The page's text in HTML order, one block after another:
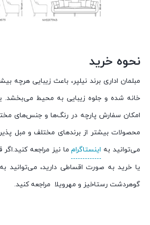
نحوه خرید
مبلمان اداری برند نیلپر، باعث زیبایی هرچه
خانه شده و جلوه زیبایی به محیط می‌بخشد.
امکان سفارش پارچه در رنگ‌ها و جنس‌های
محصولات بیشتر از برندهای مختلف و مبل
می‌توانید به اینستاگرامما نیز مراجعه
یا خرید به صورت اقساطی دارید، می‌توانید
گوهردشت رستاخیز و مهرویلا مراجعه کنید.